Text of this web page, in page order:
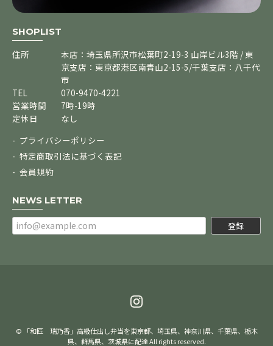
SHOPLIST
住所
本店：埼玉県所沢市松葉町2-19-3 山岸ビル3階 / 東
京支店：東京都港区南青山2-15-5/千葉支店：八千代
市
TEL
070-9470-4221
営業時間
7時-19時
定休日
なし
プライバシーポリシー
特定商取引法に基づく表記
会員規約
NEWS LETTER
登録
© 「和匠 瑞乃香」高級仕出し弁当を東京都、埼玉県、神奈川県、千葉県、栃木
県、群馬県、茨城県に配達 All rights reserved.